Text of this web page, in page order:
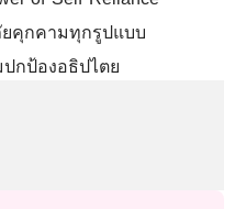
คุกคามทุกรูปแบบ
กป้องอธิปไตย